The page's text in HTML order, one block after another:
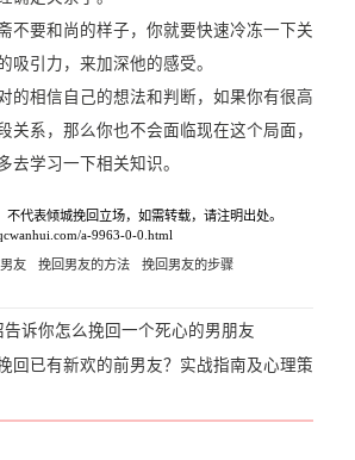
不要和尚的样子，你就要快速冷冻一下关
吸引力，来加深他的感受。
的相信自己的想法和判断，如果你有很高
关系，那么你也不会面临现在这个局面，
去学习一下相关知识。
代表倾城挽回立场，如需转载，请注明出处。
a-9963-0-0.html
友 挽回男友的方法
挽回男友的步骤
告诉你怎么挽回一个死心的男朋友
回已有新欢的前男友？实战指南及心理策